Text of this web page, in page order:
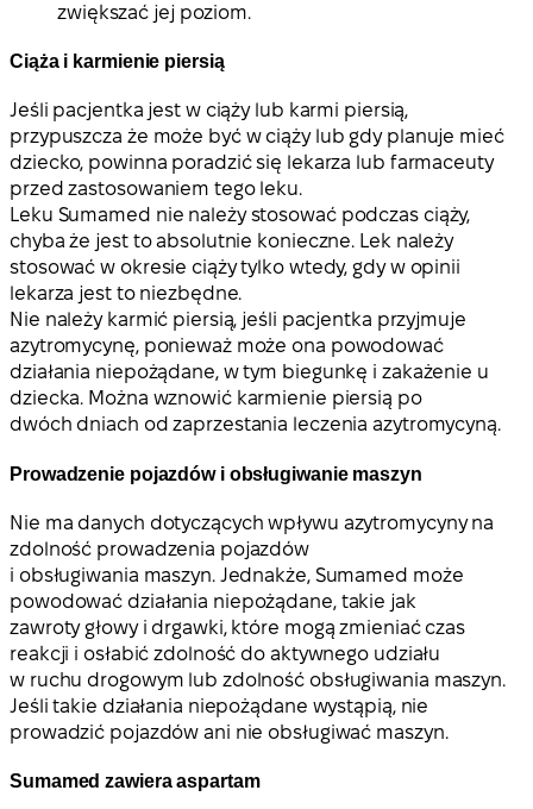
zwiększać jej poziom.
Ciąża i karmienie piersią
Jeśli pacjentka jest w ciąży lub karmi piersią,
przypuszcza że może być w ciąży lub gdy planuje mieć
dziecko, powinna poradzić się lekarza lub farmaceuty
przed zastosowaniem tego leku.
Leku Sumamed nie należy stosować podczas ciąży,
chyba że jest to absolutnie konieczne. Lek należy
stosować w okresie ciąży tylko wtedy, gdy w opinii
lekarza jest to niezbędne.
Nie należy karmić piersią, jeśli pacjentka przyjmuje
azytromycynę, ponieważ może ona powodować
działania niepożądane, w tym biegunkę i zakażenie u
dziecka. Można wznowić karmienie piersią po
dwóch dniach od zaprzestania leczenia azytromycyną.
Prowadzenie pojazdów i obsługiwanie maszyn
Nie ma danych dotyczących wpływu azytromycyny na
zdolność prowadzenia pojazdów
i obsługiwania maszyn. Jednakże, Sumamed może
powodować działania niepożądane, takie jak
zawroty głowy i drgawki, które mogą zmieniać czas
reakcji i osłabić zdolność do aktywnego udziału
w ruchu drogowym lub zdolność obsługiwania maszyn.
Jeśli takie działania niepożądane wystąpią, nie
prowadzić pojazdów ani nie obsługiwać maszyn.
Sumamed zawiera aspartam